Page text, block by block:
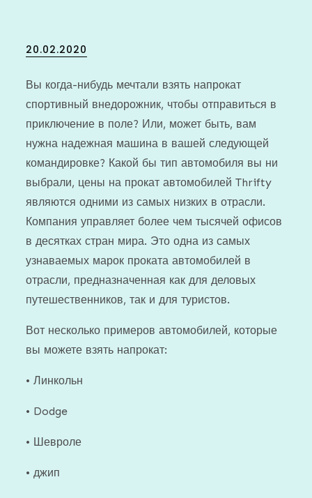
Posted
20.02.2020
Вы когда-нибудь мечтали взять напрокат
спортивный внедорожник, чтобы отправиться в
приключение в поле? Или, может быть, вам
нужна надежная машина в вашей следующей
командировке? Какой бы тип автомобиля вы ни
выбрали, цены на прокат автомобилей Thrifty
являются одними из самых низких в отрасли.
Компания управляет более чем тысячей офисов
в десятках стран мира. Это одна из самых
узнаваемых марок проката автомобилей в
отрасли, предназначенная как для деловых
путешественников, так и для туристов.
Вот несколько примеров автомобилей, которые
вы можете взять напрокат:
• Линкольн
• Dodge
• Шевроле
• джип